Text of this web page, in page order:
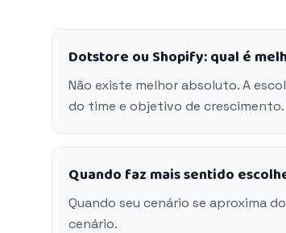
Dotstore ou Shopify: qual é
Não existe melhor absoluto. A
do time e objetivo de crescimento.
Quando faz mais sentido
Quando seu cenário se aproxima
cenário.